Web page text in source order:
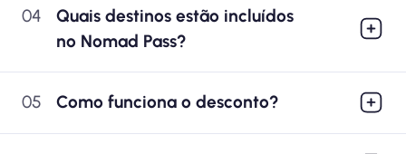
04
Quais destinos estão incluídos
no Nomad Pass?
05 Como funciona o desconto?